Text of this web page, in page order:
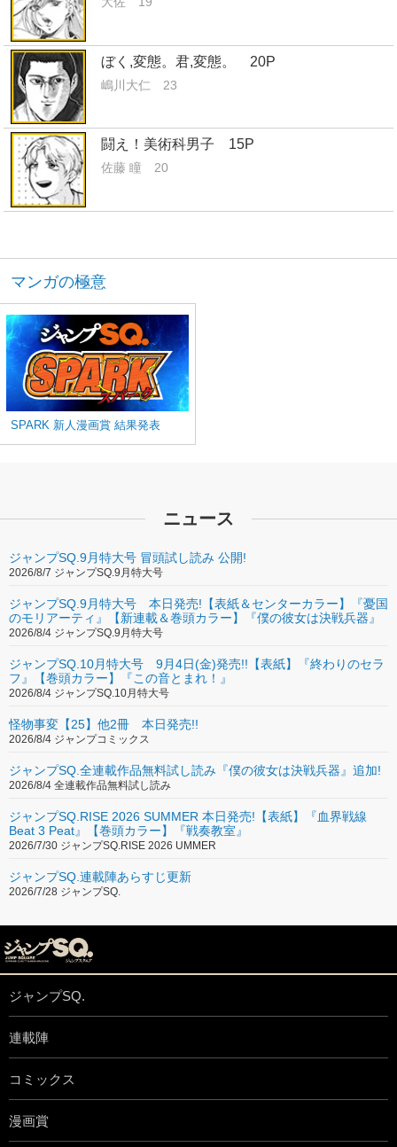
ぼく,変態。君,変態。 20P
嶋川大仁 23
闘え！美術科男子 15P
佐藤 瞳 20
マンガの極意
SPARK 新人漫画賞 結果発表
ニュース
ジャンプSQ.9月特大号 冒頭試し読み 公開!
2026/8/7 ジャンプSQ.9月特大号
ジャンプSQ.9月特大号 本日発売!【表紙＆センターカラー】『憂国
のモリアーティ』【新連載＆巻頭カラー】『僕の彼女は決戦兵器』
2026/8/4 ジャンプSQ.9月特大号
ジャンプSQ.10月特大号 9月4日(金)発売!!【表紙】『終わりのセラ
フ』【巻頭カラー】『この音とまれ！』
2026/8/4 ジャンプSQ.10月特大号
怪物事変【25】他2冊 本日発売!!
2026/8/4 ジャンプコミックス
ジャンプSQ.全連載作品無料試し読み『僕の彼女は決戦兵器』追加!
2026/8/4 全連載作品無料試し読み
ジャンプSQ.RISE 2026 SUMMER 本日発売!【表紙】『血界戦線
Beat 3 Peat』【巻頭カラー】『戦奏教室』
2026/7/30 ジャンプSQ.RISE 2026 UMMER
ジャンプSQ.連載陣あらすじ更新
2026/7/28 ジャンプSQ.
ジャンプSQ.
連載陣
コミックス
漫画賞